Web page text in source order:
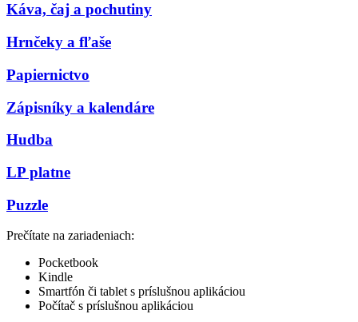
Káva, čaj a pochutiny
Hrnčeky a fľaše
Papiernictvo
Zápisníky a kalendáre
Hudba
LP platne
Puzzle
Prečítate na zariadeniach:
Pocketbook
Kindle
Smartfón či tablet s príslušnou aplikáciou
Počítač s príslušnou aplikáciou